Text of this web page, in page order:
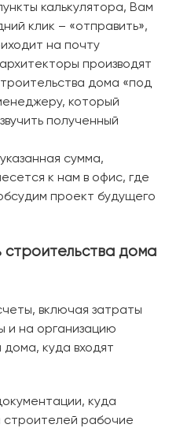
калькулятора, Вам
клик – «отправить»,
на почту
производят
дома «под
который
полученный
сумма,
к нам в офис, где
проект будущего
строительства дома
включая затраты
и на организацию
дома, куда входят
куда
строителей рабочие